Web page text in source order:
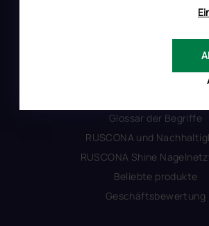
Glossar der Begriffe
RUSCONA und
RUSCONA Shine
Beliebte produkte
Geschäftsbewertung